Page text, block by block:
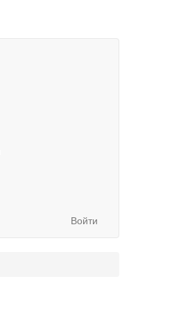
Войти